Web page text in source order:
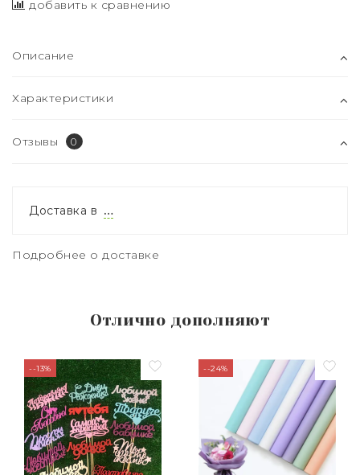
добавить к сравнению
Описание
Характеристики
Отзывы 0
Доставка в …
Подробнее о доставке
Отлично дополняют
--13% --24%